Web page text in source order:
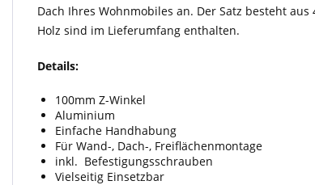
Dach Ihres Wohnmobiles an. Der Satz besteht
Holz sind im Lieferumfang enthalten.
Details:
100mm Z-Winkel
Aluminium
Einfache Handhabung
Für Wand-, Dach-, Freiflächenmontage
inkl. Befestigungsschrauben
Vielseitig Einsetzbar